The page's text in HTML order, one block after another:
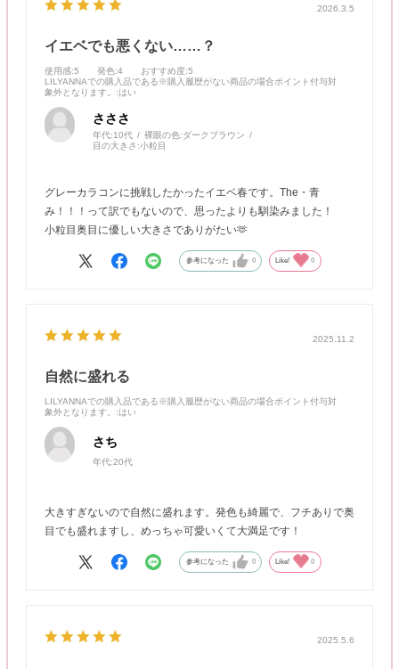
2026.3.5
イエベでも悪くない……？
使用感:5 発色:4 おすすめ度:5
LILYANNAでの購入品である※購入履歴がない商品の場合ポイント付与対
象外となります。
:はい
さささ
年代:10代 裸眼の色:ダークブラウン
目の大きさ:小粒目
グレーカラコンに挑戦したかったイエベ春です。The・青
み！！！って訳でもないので、思ったよりも馴染みました！
小粒目奥目に優しい大きさでありがたい🫶
参考になった 0 Like! 0
2025.11.2
自然に盛れる
LILYANNAでの購入品である※購入履歴がない商品の場合ポイント付与対
象外となります。
:はい
さち
年代:20代
大きすぎないので自然に盛れます。発色も綺麗で、フチありで奥
目でも盛れますし、めっちゃ可愛いくて大満足です！
参考になった 0 Like! 0
2025.5.6